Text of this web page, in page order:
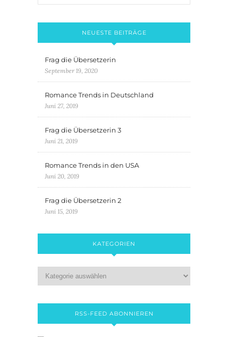
NEUESTE BEITRÄGE
Frag die Übersetzerin
September 19, 2020
Romance Trends in Deutschland
Juni 27, 2019
Frag die Übersetzerin 3
Juni 21, 2019
Romance Trends in den USA
Juni 20, 2019
Frag die Übersetzerin 2
Juni 15, 2019
KATEGORIEN
RSS-FEED ABONNIEREN